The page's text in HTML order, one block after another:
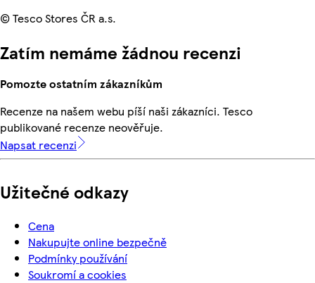
© Tesco Stores ČR a.s.
Zatím nemáme žádnou recenzi
Pomozte ostatním zákazníkům
Recenze na našem webu píší naši zákazníci. Tesco
publikované recenze neověřuje.
Napsat recenzi
Užitečné odkazy
Cena
Nakupujte online bezpečně
Podmínky používání
Soukromí a cookies